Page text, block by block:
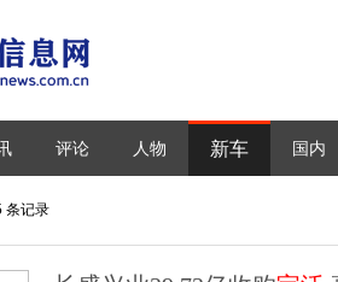
评论 人物 新车 国内
条记录